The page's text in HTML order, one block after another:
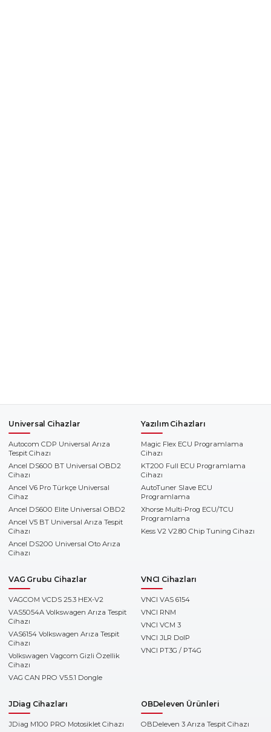
Universal Cihazlar
Autocom CDP Universal Arıza
Tespit Cihazı
Ancel DS600 BT Universal OBD2
Cihazı
Ancel V6 Pro Türkçe Universal
Cihaz
Ancel DS600 Elite Universal OBD2
Ancel V5 BT Universal Arıza Tespit
Cihazı
Ancel DS200 Universal Oto Arıza
Cihazı
Yazılım Cihazları
Magic Flex ECU Programlama
Cihazı
KT200 Full ECU Programlama
Cihazı
AutoTuner Slave ECU
Programlama
Xhorse Multi-Prog ECU/TCU
Programlama
Kess V2 V2.80 Chip Tuning Cihazı
VAG Grubu Cihazlar
VAGCOM VCDS 25.3 HEX-V2
VAS5054A Volkswagen Arıza Tespit
Cihazı
VAS6154 Volkswagen Arıza Tespit
Cihazı
Volkswagen Vagcom Gizli Özellik
Cihazı
VAG CAN PRO V5.5.1 Dongle
VNCI Cihazları
VNCI VAS 6154
VNCI RNM
VNCI VCM 3
VNCI JLR DoIP
VNCI PT3G / PT4G
JDiag Cihazları
JDiag M100 PRO Motosiklet Cihazı
OBDeleven Ürünleri
OBDeleven 3 Arıza Tespit Cihazı